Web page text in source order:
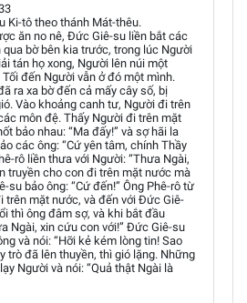
Ki-tô theo thánh Mát-thêu.
ăn no nê, Đức Giê-su liền bắt các
bờ bên kia trước, trong lúc Người
tán họ xong, Người lên núi một
đến Người vẫn ở đó một mình.
ra xa bờ đến cả mấy cây số, bị
Vào khoảng canh tư, Người đi trên
môn đệ. Thấy Người đi trên mặt
bảo nhau: “Ma đấy!” và sợ hãi la
các ông: “Cứ yên tâm, chính Thầy
rô liền thưa với Người: “Thưa Ngài,
truyền cho con đi trên mặt nước mà
su bảo ông: “Cứ đến!” Ông Phê-rô từ
trên mặt nước, và đến với Đức Giê-
thì ông đâm sợ, và khi bắt đầu
Ngài, xin cứu con với!” Đức Giê-su
và nói: “Hỡi kẻ kém lòng tin! Sao
trò đã lên thuyền, thì gió lặng. Những
Người và nói: “Quả thật Ngài là